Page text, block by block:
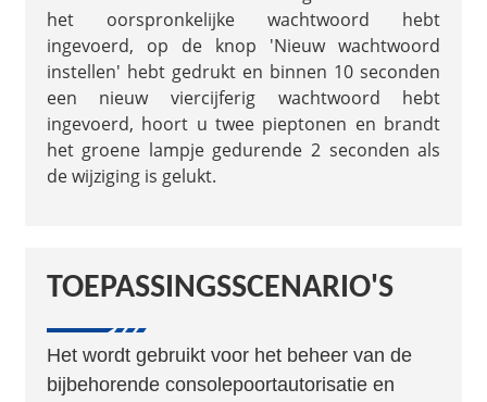
het oorspronkelijke wachtwoord hebt
ingevoerd, op de knop 'Nieuw wachtwoord
instellen' hebt gedrukt en binnen 10 seconden
een nieuw viercijferig wachtwoord hebt
ingevoerd, hoort u twee pieptonen en brandt
het groene lampje gedurende 2 seconden als
de wijziging is gelukt.
TOEPASSINGSSCENARIO'S
Het wordt gebruikt voor het beheer van de
bijbehorende consolepoortautorisatie en